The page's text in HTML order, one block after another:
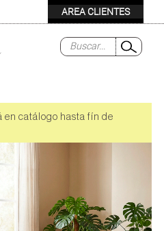
en catálogo hasta fín de